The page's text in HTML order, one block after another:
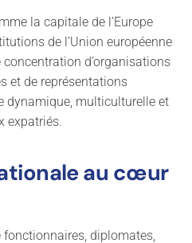
la capitale de l’Europe
de l’Union européenne
concentration d’organisations
et de représentations
dynamique, multiculturelle et
expatriés.
au cœur
fonctionnaires, diplomates,